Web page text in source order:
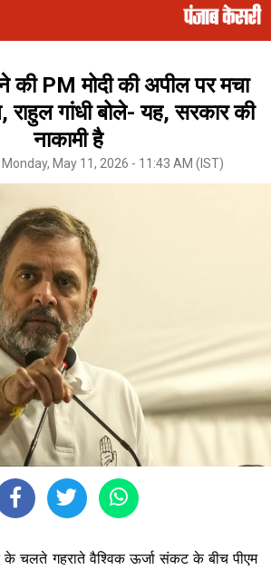
की PM मोदी की अपील पर मचा
राहुल गांधी बोले- यह, सरकार की
नाकामी है
May 11, 2026 - 11:43 AM (IST)
के चलते गहराते वैश्विक ऊर्जा संकट के बीच पीएम